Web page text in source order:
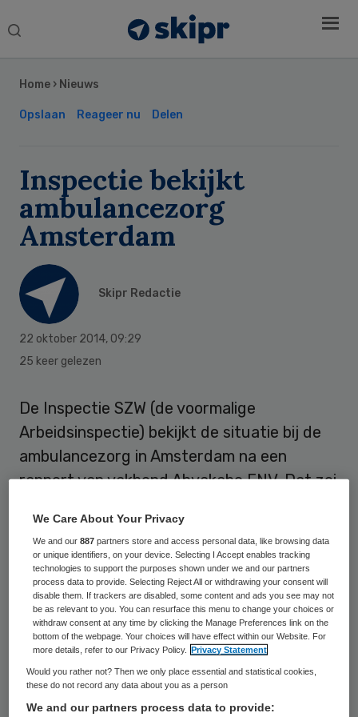
Search
Home › Nieuws
Opslaan Reageer nu Delen
Inspectie bekijkt
ambulancezorg
Amsterdam
Skipr Redactie
22 oktober 2014, 09:29
25 keer gelezen
De Inspectie SZW (de voormalige
Arbeidsinspectie) bekijkt de situatie bij de
ambulancezorg in Amsterdam na een
rapport van vakbond Abvakabo FNV. Dat zei
voert gesprekken met betrokkenen en
besluit daarna of er een officieel onderzoek
wordt ingesteld.
Abvakabo FNV trok vorige week bij de
Inspectie aan de bel over de
arbeidsomstandigheden bij de
ambulancezorg in de hoofdstad.
Medewerkers klagen over de hoge
Sidebar
We Care About Your Privacy
We and our887 partners store and access personal data, like browsing data
or unique identifiers, on your device. Selecting I Accept enables tracking
technologies to support the purposes shown under we and our partners
process data to provide. Selecting Reject All or withdrawing your consent will
disable them. If trackers are disabled, some content and ads you see may not
be as relevant to you. You can resurface this menu to change your choices or
withdraw consent at any time by clicking the Manage Preferences link on the
bottom of the webpage. Your choices will have effect within our Website. For
more details, refer to our Privacy Policy.
Privacy Statement
Would you rather not? Then we only place essential and statistical cookies,
these do not record any data about you as a person
We and our partners process data to provide: